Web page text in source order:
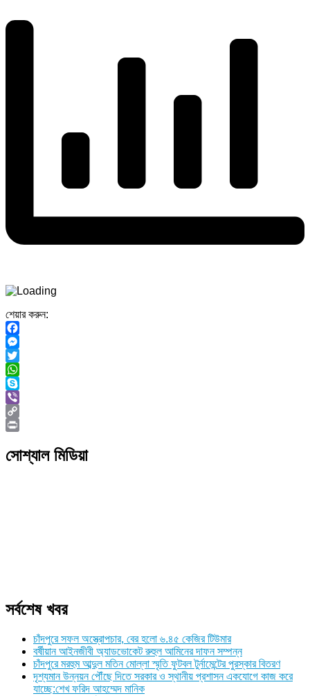
শেয়ার করুন:
Facebook
Messenger
Twitter
WhatsApp
Skype
Viber
Copy
সোশ্যাল মিডিয়া
সর্বশেষ খবর
চাঁদপুরে সফল অস্ত্রোপচার, বের হলো ৬.৪৫ কেজির টিউমার
বর্ষীয়ান আইনজীবী অ্যাডভোকেট রুহুল আমিনের দাফন সম্পন্ন
চাঁদপুরে মরহুম আব্দুল মতিন মোল্লা স্মৃতি ফুটবল টুর্নামেন্টের পুরস্কার বিতরণ
দৃশ্যমান উন্নয়ন পৌঁছে দিতে সরকার ও স্থানীয় প্রশাসন একযোগে কাজ করে
যাচ্ছে:শেখ ফরিদ আহম্মেদ মানিক